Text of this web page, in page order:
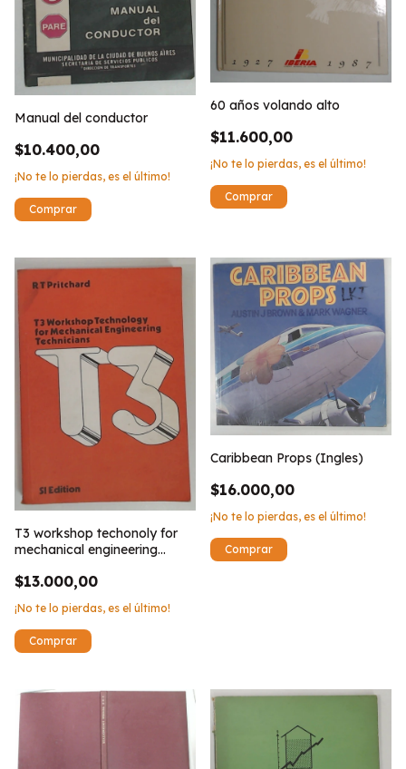
Manual del conductor
$10.400,00
¡No te lo pierdas, es el último!
60 años volando alto
$11.600,00
¡No te lo pierdas, es el último!
T3 workshop techonoly for
mechanical engineering
$13.000,00
¡No te lo pierdas, es el último!
Caribbean Props (Ingles)
$16.000,00
¡No te lo pierdas, es el último!